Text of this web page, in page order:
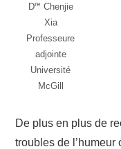
Dre Chenjie
Xia
Professeure
adjointe
Université
McGill
De plus en plus de
troubles de l’humeur